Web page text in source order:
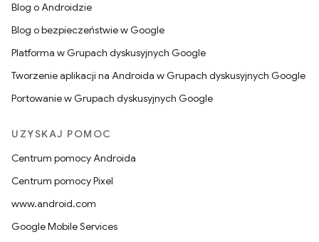
Blog o Androidzie
Blog o bezpieczeństwie w Google
Platforma w Grupach dyskusyjnych Google
Tworzenie aplikacji na Androida w Grupach dyskusyjnych Google
Portowanie w Grupach dyskusyjnych Google
UZYSKAJ POMOC
Centrum pomocy Androida
Centrum pomocy Pixel
www.android.com
Google Mobile Services